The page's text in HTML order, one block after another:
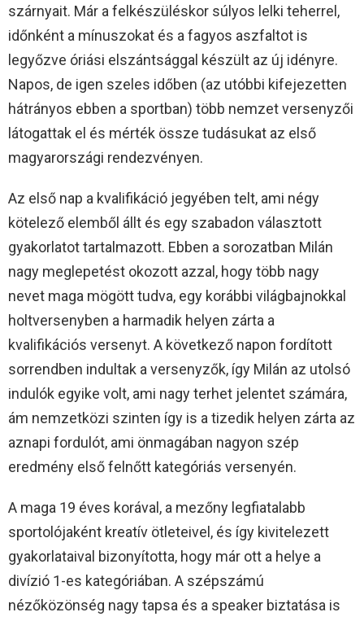
szárnyait. Már a felkészüléskor súlyos lelki teherrel,
időnként a mínuszokat és a fagyos aszfaltot is
legyőzve óriási elszántsággal készült az új idényre.
Napos, de igen szeles időben (az utóbbi kifejezetten
hátrányos ebben a sportban) több nemzet versenyzői
látogattak el és mérték össze tudásukat az első
magyarországi rendezvényen.
Az első nap a kvalifikáció jegyében telt, ami négy
kötelező elemből állt és egy szabadon választott
gyakorlatot tartalmazott. Ebben a sorozatban Milán
nagy meglepetést okozott azzal, hogy több nagy
nevet maga mögött tudva, egy korábbi világbajnokkal
holtversenyben a harmadik helyen zárta a
kvalifikációs versenyt. A következő napon fordított
sorrendben indultak a versenyzők, így Milán az utolsó
indulók egyike volt, ami nagy terhet jelentet számára,
ám nemzetközi szinten így is a tizedik helyen zárta az
aznapi fordulót, ami önmagában nagyon szép
eredmény első felnőtt kategóriás versenyén.
A maga 19 éves korával, a mezőny legfiatalabb
sportolójaként kreatív ötleteivel, és így kivitelezett
gyakorlataival bizonyította, hogy már ott a helye a
divízió 1-es kategóriában. A szépszámú
nézőközönség nagy tapsa és a speaker biztatása is